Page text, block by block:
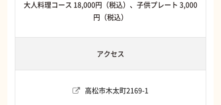
大人料理コース 18,000円（税込）、子供プレート 3,000
円（税込）
アクセス
高松市木太町2169-1